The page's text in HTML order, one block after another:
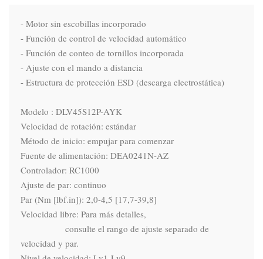
- Motor sin escobillas incorporado
- Función de control de velocidad automático
- Función de conteo de tornillos incorporada
- Ajuste con el mando a distancia
- Estructura de protección ESD (descarga electrostática)
Modelo : DLV45S12P-AYK
Velocidad de rotación: estándar
Método de inicio: empujar para comenzar
Fuente de alimentación: DEA0241N-AZ
Controlador: RC1000
Ajuste de par: continuo
Par (Nm [lbf.in]): 2,0-4,5 [17,7-39,8]
Velocidad libre: Para más detalles,
velocidad y par.